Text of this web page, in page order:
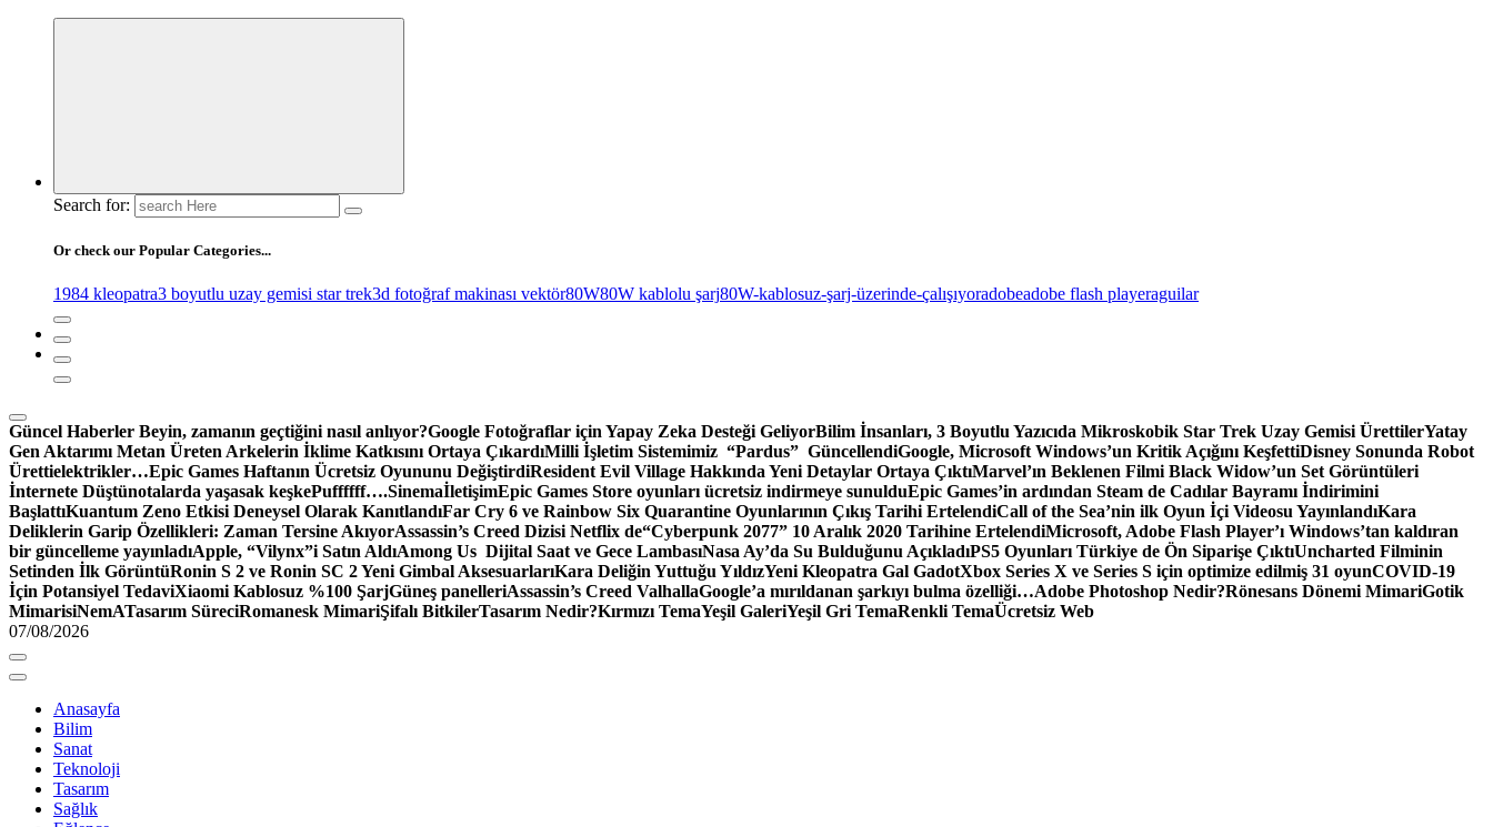
Search for:
Or check our Popular Categories...
1984 kleopatra3 boyutlu uzay gemisi star trek3d fotoğraf makinası vektör80W80W kablolu şarj80W-kablosuz-şarj-üzerinde-çalışıyoradobeadobe flash playeraguilar
Güncel Haberler Beyin, zamanın geçtiğini nasıl anlıyor?Google Fotoğraflar için Yapay Zeka Desteği GeliyorBilim İnsanları, 3 Boyutlu Yazıcıda Mikroskobik Star Trek Uzay Gemisi ÜrettilerYatay
Gen Aktarımı Metan Üreten Arkelerin İklime Katkısını Ortaya ÇıkardıMilli İşletim Sistemimiz “Pardus” GüncellendiGoogle, Microsoft Windows’un Kritik Açığını KeşfettiDisney Sonunda Robot
Ürettielektrikler…Epic Games Haftanın Ücretsiz Oyununu DeğiştirdiResident Evil Village Hakkında Yeni Detaylar Ortaya ÇıktıMarvel’ın Beklenen Filmi Black Widow’un Set Görüntüleri
İnternete Düştünotalarda yaşasak keşkePuffffff….SinemaİletişimEpic Games Store oyunları ücretsiz indirmeye sunulduEpic Games’in ardından Steam de Cadılar Bayramı İndirimini
BaşlattıKuantum Zeno Etkisi Deneysel Olarak KanıtlandıFar Cry 6 ve Rainbow Six Quarantine Oyunlarının Çıkış Tarihi ErtelendiCall of the Sea’nin ilk Oyun İçi Videosu YayınlandıKara
Deliklerin Garip Özellikleri: Zaman Tersine AkıyorAssassin’s Creed Dizisi Netflix de“Cyberpunk 2077” 10 Aralık 2020 Tarihine ErtelendiMicrosoft, Adobe Flash Player’ı Windows’tan kaldıran
bir güncelleme yayınladıApple, “Vilynx”i Satın AldıAmong Us Dijital Saat ve Gece LambasıNasa Ay’da Su Bulduğunu AçıkladıPS5 Oyunları Türkiye de Ön Siparişe ÇıktıUncharted Filminin
Setinden İlk GörüntüRonin S 2 ve Ronin SC 2 Yeni Gimbal AksesuarlarıKara Deliğin Yuttuğu YıldızYeni Kleopatra Gal GadotXbox Series X ve Series S için optimize edilmiş 31 oyunCOVID-19
İçin Potansiyel TedaviXiaomi Kablosuz %100 ŞarjGüneş panelleriAssassin’s Creed ValhallaGoogle’a mırıldanan şarkıyı bulma özelliği…Adobe Photoshop Nedir?Rönesans Dönemi MimariGotik
MimarisiNemATasarım SüreciRomanesk MimariŞifalı BitkilerTasarım Nedir?Kırmızı TemaYeşil GaleriYeşil Gri TemaRenkli TemaÜcretsiz Web
07/08/2026
Anasayfa
Bilim
Sanat
Teknoloji
Tasarım
Sağlık